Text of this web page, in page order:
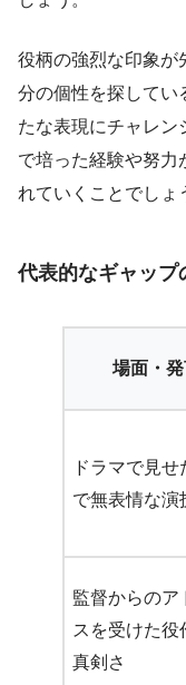
役柄の強烈な印象が
分の個性を探してい
たな表現にチャレン
で培った経験や努力
れていくことでしょ
代表的なギャップ
場面・
ドラマで見せ
で無表情な演
監督からのア
スを受けた役
真剣さ